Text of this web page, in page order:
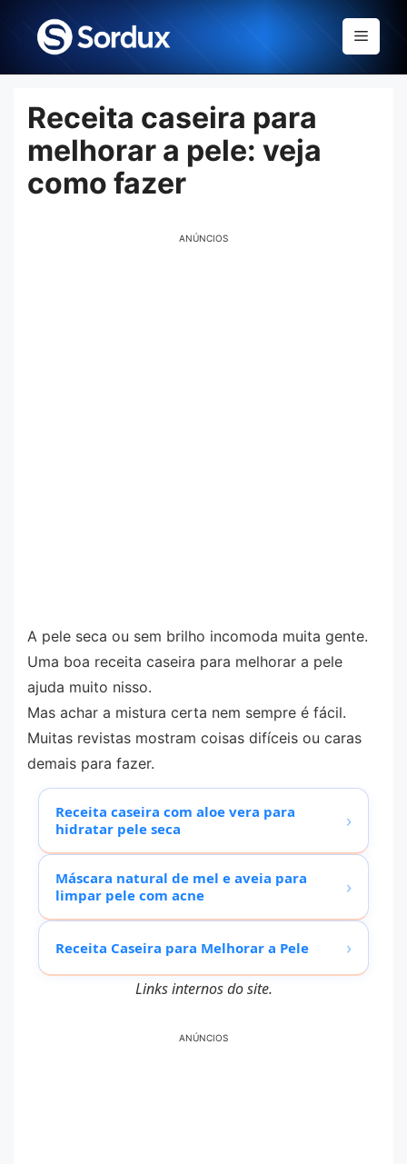
content
Menu
Receita caseira para
melhorar a pele: veja
como fazer
ANÚNCIOS
A pele seca ou sem brilho incomoda muita gente.
Uma boa receita caseira para melhorar a pele
ajuda muito nisso.
Mas achar a mistura certa nem sempre é fácil.
Muitas revistas mostram coisas difíceis ou caras
demais para fazer.
Receita caseira com aloe vera para
hidratar pele seca
›
Máscara natural de mel e aveia para
limpar pele com acne
›
Receita Caseira para Melhorar a Pele ›
Links internos do site.
ANÚNCIOS